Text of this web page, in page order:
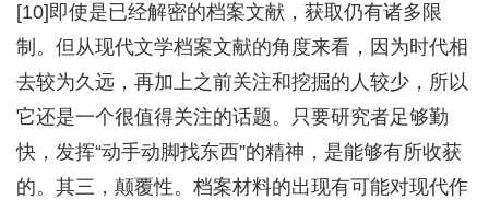
[10]即使是已经解密的档案文献，获取仍有诸多限
制。但从现代文学档案文献的角度来看，因为时代相
去较为久远，再加上之前关注和挖掘的人较少，所以
它还是一个很值得关注的话题。只要研究者足够勤
快，发挥“动手动脚找东西”的精神，是能够有所收获
的。其三，颠覆性。档案材料的出现有可能对现代作